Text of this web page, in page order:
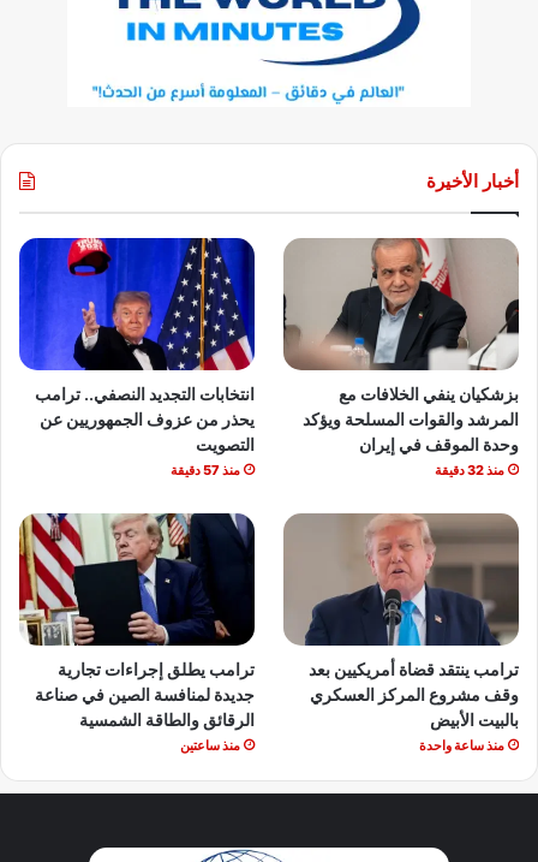
أخبار الأخيرة
بزشكيان ينفي الخلافات مع
المرشد والقوات المسلحة ويؤكد
وحدة الموقف في إيران
منذ 32 دقيقة
انتخابات التجديد النصفي.. ترامب
يحذر من عزوف الجمهوريين عن
التصويت
منذ 57 دقيقة
ترامب ينتقد قضاة أمريكيين بعد
وقف مشروع المركز العسكري
بالبيت الأبيض
منذ ساعة واحدة
ترامب يطلق إجراءات تجارية
جديدة لمنافسة الصين في صناعة
الرقائق والطاقة الشمسية
منذ ساعتين